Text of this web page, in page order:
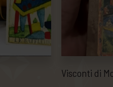
Visconti di